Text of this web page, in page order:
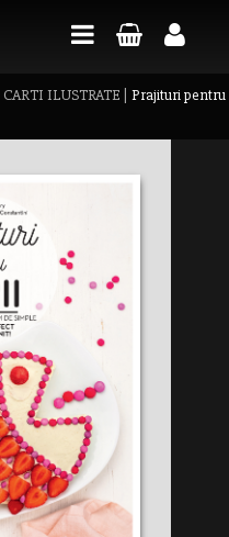
CARTI ILUSTRATE
Prajituri pentru